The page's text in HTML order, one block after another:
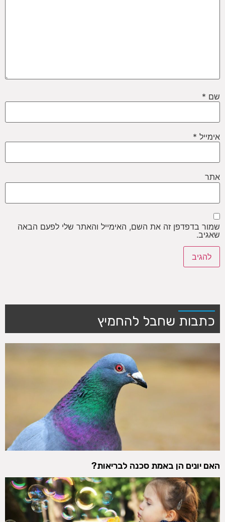
שם *
אימייל *
אתר
שמור בדפדפן זה את השם, האימייל והאתר שלי לפעם הבאה
שאגיב.
כתבות שחבל להחמיץ
האם יונים הן באמת סכנה לבריאות?